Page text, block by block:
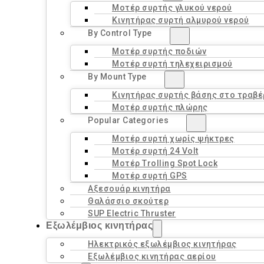
Μοτέρ συρτής γλυκού νερού
Κινητήρας συρτή αλμυρού νερού
By Control Type
Μοτέρ συρτής ποδιών
Μοτέρ συρτή τηλεχειρισμού
By Mount Type
Κινητήρας συρτής βάσης στο
Μοτέρ συρτής πλώρης
Popular Categories
Μοτέρ συρτή χωρίς ψήκτρες
Μοτέρ συρτή 24 Volt
Μοτέρ Trolling Spot Lock
Μοτέρ συρτή GPS
Αξεσουάρ κινητήρα
Θαλάσσιο σκούτερ
SUP Electric Thruster
Εξωλέμβιος κινητήρας
Ηλεκτρικός εξωλέμβιος κινητήρας
Εξωλέμβιος κινητήρας αερίου